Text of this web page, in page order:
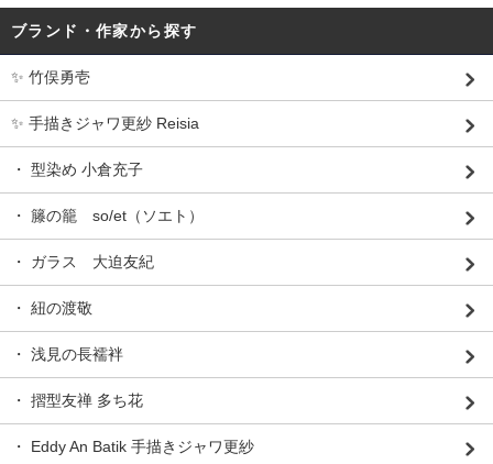
ブランド・作家から探す
✨ 竹俣勇壱
✨ 手描きジャワ更紗 Reisia
・ 型染め 小倉充子
・ 籐の籠 so/et（ソエト）
・ ガラス 大迫友紀
・ 紐の渡敬
・ 浅見の長襦袢
・ 摺型友禅 多ち花
・ Eddy An Batik 手描きジャワ更紗